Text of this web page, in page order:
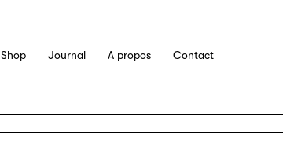
Shop Journal A propos Contact